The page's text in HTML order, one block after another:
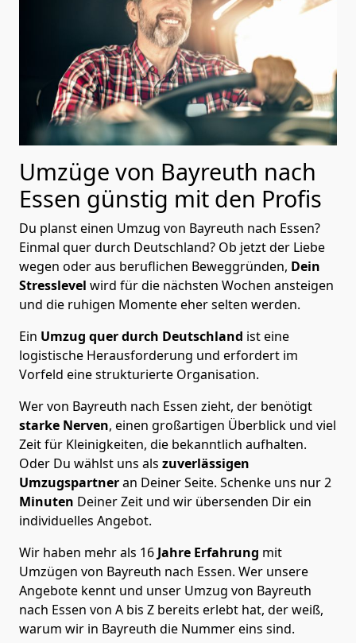
Umzüge von Bayreuth nach
Essen günstig mit den Profis
Du planst einen Umzug von Bayreuth nach Essen?
Einmal quer durch Deutschland? Ob jetzt der Liebe
wegen oder aus beruflichen Beweggründen, Dein
Stresslevel wird für die nächsten Wochen ansteigen
und die ruhigen Momente eher selten werden.
Ein Umzug quer durch Deutschland ist eine
logistische Herausforderung und erfordert im
Vorfeld eine strukturierte Organisation.
Wer von Bayreuth nach Essen zieht, der benötigt
starke Nerven, einen großartigen Überblick und viel
Zeit für Kleinigkeiten, die bekanntlich aufhalten.
Oder Du wählst uns als zuverlässigen
Umzugspartneran Deiner Seite. Schenke uns nur2
Minuten Deiner Zeit und wir übersenden Dir ein
individuelles Angebot.
Wir haben mehr als 16 Jahre Erfahrung mit
Umzügen von Bayreuth nach Essen. Wer unsere
Angebote kennt und unser Umzug von Bayreuth
nach Essen von A bis Z bereits erlebt hat, der weiß,
warum wir in Bayreuth die Nummer eins sind.